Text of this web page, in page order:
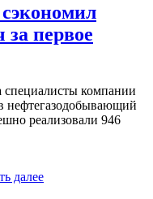
первое
специалисты компании
нефтегазодобывающий
реализовали 946
далее